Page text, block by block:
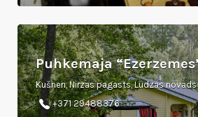
Puhkemaja
Kušneri, Nirzas pagasts, Ludzas novads
+371 29488376